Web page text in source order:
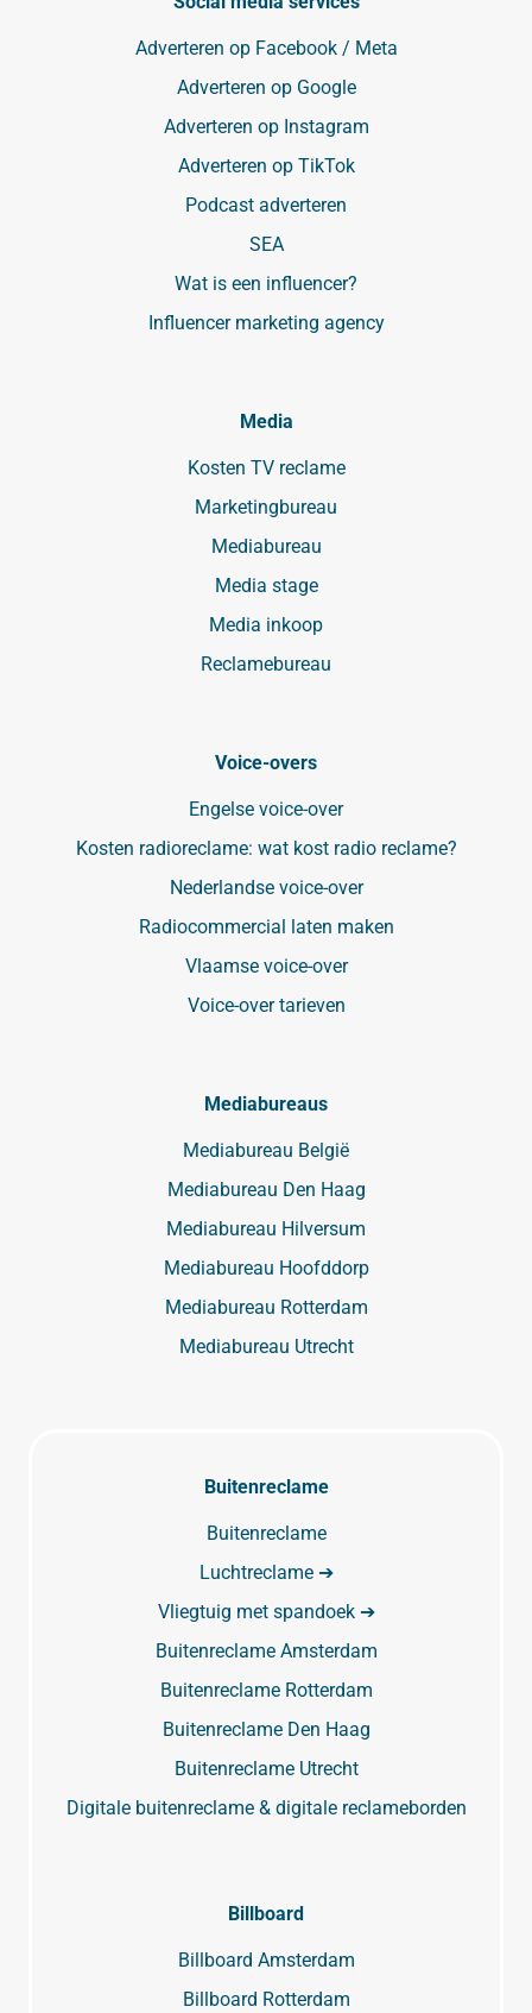
Adverteren op Facebook / Meta
Adverteren op Google
Adverteren op Instagram
Adverteren op TikTok
Podcast adverteren
SEA
Wat is een influencer?
Influencer marketing agency
Media
Kosten TV reclame
Marketingbureau
Mediabureau
Media stage
Media inkoop
Reclamebureau
Voice-overs
Engelse voice-over
Kosten radioreclame: wat kost radio reclame?
Nederlandse voice-over
Radiocommercial laten maken
Vlaamse voice-over
Voice-over tarieven
Mediabureaus
Mediabureau België
Mediabureau Den Haag
Mediabureau Hilversum
Mediabureau Hoofddorp
Mediabureau Rotterdam
Mediabureau Utrecht
Buitenreclame
Buitenreclame
Luchtreclame ➔
Vliegtuig met spandoek ➔
Buitenreclame Amsterdam
Buitenreclame Rotterdam
Buitenreclame Den Haag
Buitenreclame Utrecht
Digitale buitenreclame & digitale reclameborden
Billboard
Billboard Amsterdam
Billboard Rotterdam